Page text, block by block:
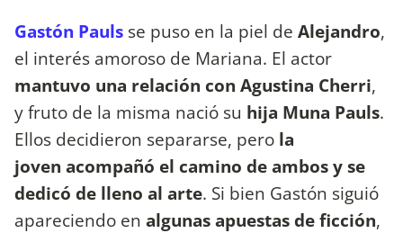
Gastón Pauls se puso en la piel de Alejandro,
el interés amoroso de Mariana. El actor
mantuvo una relación con Agustina Cherri,
y fruto de la misma nació su hija Muna Pauls.
Ellos decidieron separarse, pero la
joven acompañó el camino de ambos y se
dedicó de lleno al arte. Si bien Gastón siguió
apareciendo en algunas apuestas de ficción,